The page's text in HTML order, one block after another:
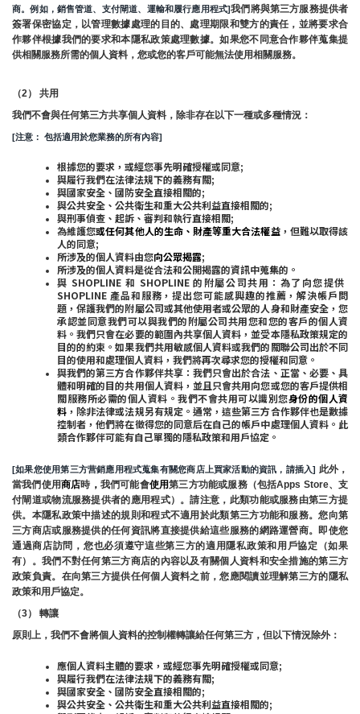
商。例如，銷售管道、支付閘道、運輸和履行應用程式]我們將與第三方服務提供者
簽署保密協定，以管理數據處理的目的、處理期限和雙方的責任，並將要求合
作夥伴根據我們的要求和本隱私政策處理數據。如果您不同意合作夥伴蒐集提
供相關服務所需的個人資料，您或您的客戶可能無法使用相關服務。
（2） 共用
我們不會與任何第三方共享個人資料，除非存在以下一種或多種情況：
[注意： 包括適用於您業務的所有內容]
根據您的要求，或經您事先明確授權或同意;
與履行我們在法律法規下的義務有關;
與國家安全、國防安全直接相關的;
與公共安全、公共衛生和重大公共利益直接相關的;
與刑事偵查、起訴、審判和執行直接相關;
為維護您或任何其他人的生命、財產等重大合法權益，但難以取得該
人的同意;
所涉及的個人資料由您向公眾揭露;
所涉及的個人資料是從合法和公開揭露的資訊中蒐集的。
與 SHOPLINE 和 SHOPLINE 的附屬公司共用：為了向您提供
SHOPLINE 產品和服務，提出您可能感興趣的推薦，解決帳戶問
題，保護我們的附屬公司或其他使用者或公眾的人身和財產安全，您
承認並同意我們可以與我們的附屬公司共用您和您的客戶的個人資
料。我們只會在必要的範圍內共享個人資料，並受本隱私政策規定的
目的的約束。如果我們共用敏感個人資料或我們的關聯公司出於不同
目的使用和處理個人資料，我們將再次尋求您的授權和同意。
與我們的第三方合作夥伴共享：我們只會出於合法、正當、必要、具
體和明確的目的共用個人資料，並且只會共用向您或您的客戶提供相
關服務所必需的個人資料。我們不會共用可以識別您身份的個人資
料 ，除非法律或法規另有規定。通常，這些第三方合作夥伴也是數據
控制者，他們將在徵得您的同意后在自己的帳戶中處理個人資料。此
類合作夥伴可能有自己單獨的隱私政策和用戶協定。
[如果您使用第三方营銷應用程式蒐集有關您商店上買家活動的資訊，請插入] 此外，
當我們使用商店時， 我們可能會使用第三方功能或服務（包括Apps Store、支
付閘道或物流服務提供者的應用程式）。請注意，此類功能或服務由第三方提
供。本隱私政策中描述的規則和程式不適用於此類第三方功能和服務。您向第
三方商店或服務提供的任何資訊將直接提供給這些服務的網路運營商。即使您
通過商店訪問，您也必須遵守這些第三方的適用隱私政策和用戶協定（如果
有）。我們不對任何第三方商店的內容以及有關個人資料和安全措施的第三方
政策負責。在向第三方提供任何個人資料之前，您應閱讀並理解第三方的隱私
政策和用戶協定。
（3） 轉讓
原則上，我們不會將個人資料的控制權轉讓給任何第三方，但以下情況除外：
應個人資料主體的要求，或經您事先明確授權或同意;
與履行我們在法律法規下的義務有關;
與國家安全、國防安全直接相關的;
與公共安全、公共衛生和重大公共利益直接相關的;